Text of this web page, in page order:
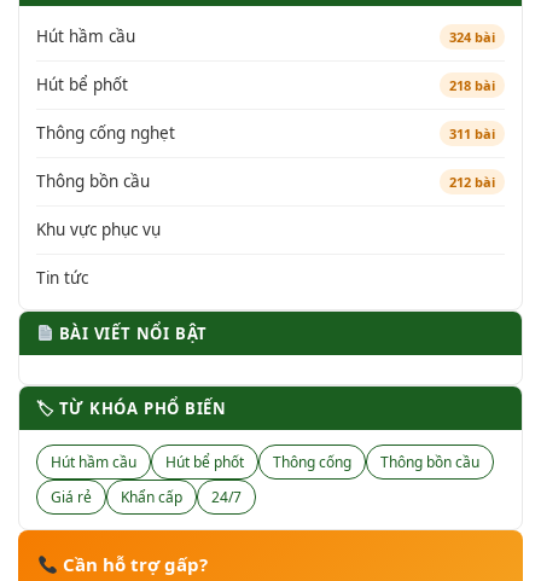
Hút hầm cầu 324 bài
Hút bể phốt 218 bài
Thông cống nghẹt 311 bài
Thông bồn cầu 212 bài
Khu vực phục vụ
Tin tức
BÀI VIẾT NỔI BẬT
🏷 TỪ KHÓA PHỔ BIẾN
Hút hầm cầu Hút bể phốt Thông cống
Thông bồn cầu
Giá rẻ
Khẩn cấp 24/7
Cần hỗ trợ gấp?